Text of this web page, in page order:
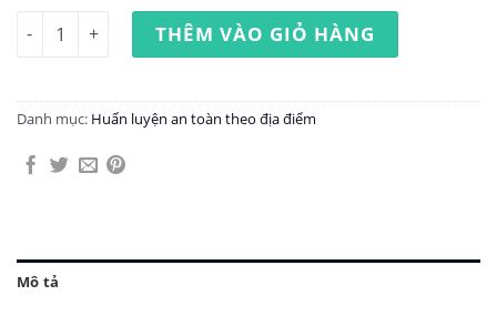
Huấn luyện an toàn lao động tại Hà Giang số lượng
THÊM VÀO GIỎ HÀNG
Danh mục: Huấn luyện an toàn theo địa điểm
Mô tả